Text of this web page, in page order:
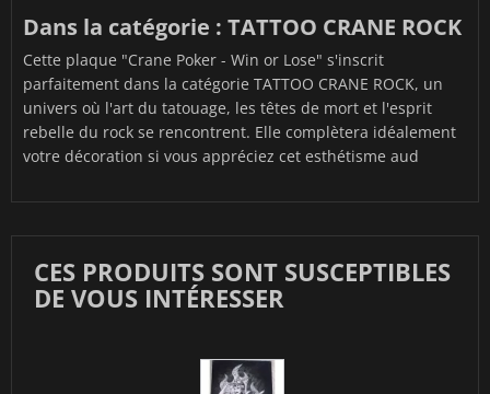
Dans la catégorie : TATTOO CRANE ROCK
Cette plaque "Crane Poker - Win or Lose" s'inscrit
parfaitement dans la catégorie TATTOO CRANE ROCK, un
univers où l'art du tatouage, les têtes de mort et l'esprit
rebelle du rock se rencontrent. Elle complètera idéalement
votre décoration si vous appréciez cet esthétisme aud
CES PRODUITS SONT SUSCEPTIBLES
DE VOUS INTÉRESSER